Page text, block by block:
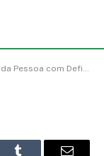
com Deficiência.